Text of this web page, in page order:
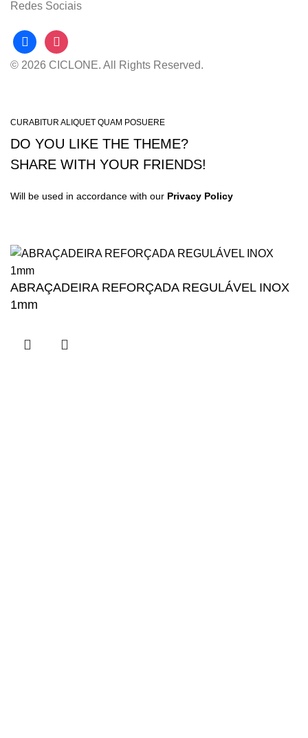
Redes Sociais
facebookinstagram
© 2026 CICLONE. All Rights Reserved.
CURABITUR ALIQUET QUAM POSUERE
DO YOU LIKE THE THEME?
SHARE WITH YOUR FRIENDS!
Will be used in accordance with our Privacy Policy
ABRAÇADEIRA REFORÇADA REGULÁVEL INOX
1mm